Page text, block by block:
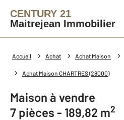
CENTURY 21
Maitrejean Immobilier
Accueil Achat Achat Maison
Achat Maison CHARTRES (28000)
Maison à vendre
7 pièces - 189,82 m2